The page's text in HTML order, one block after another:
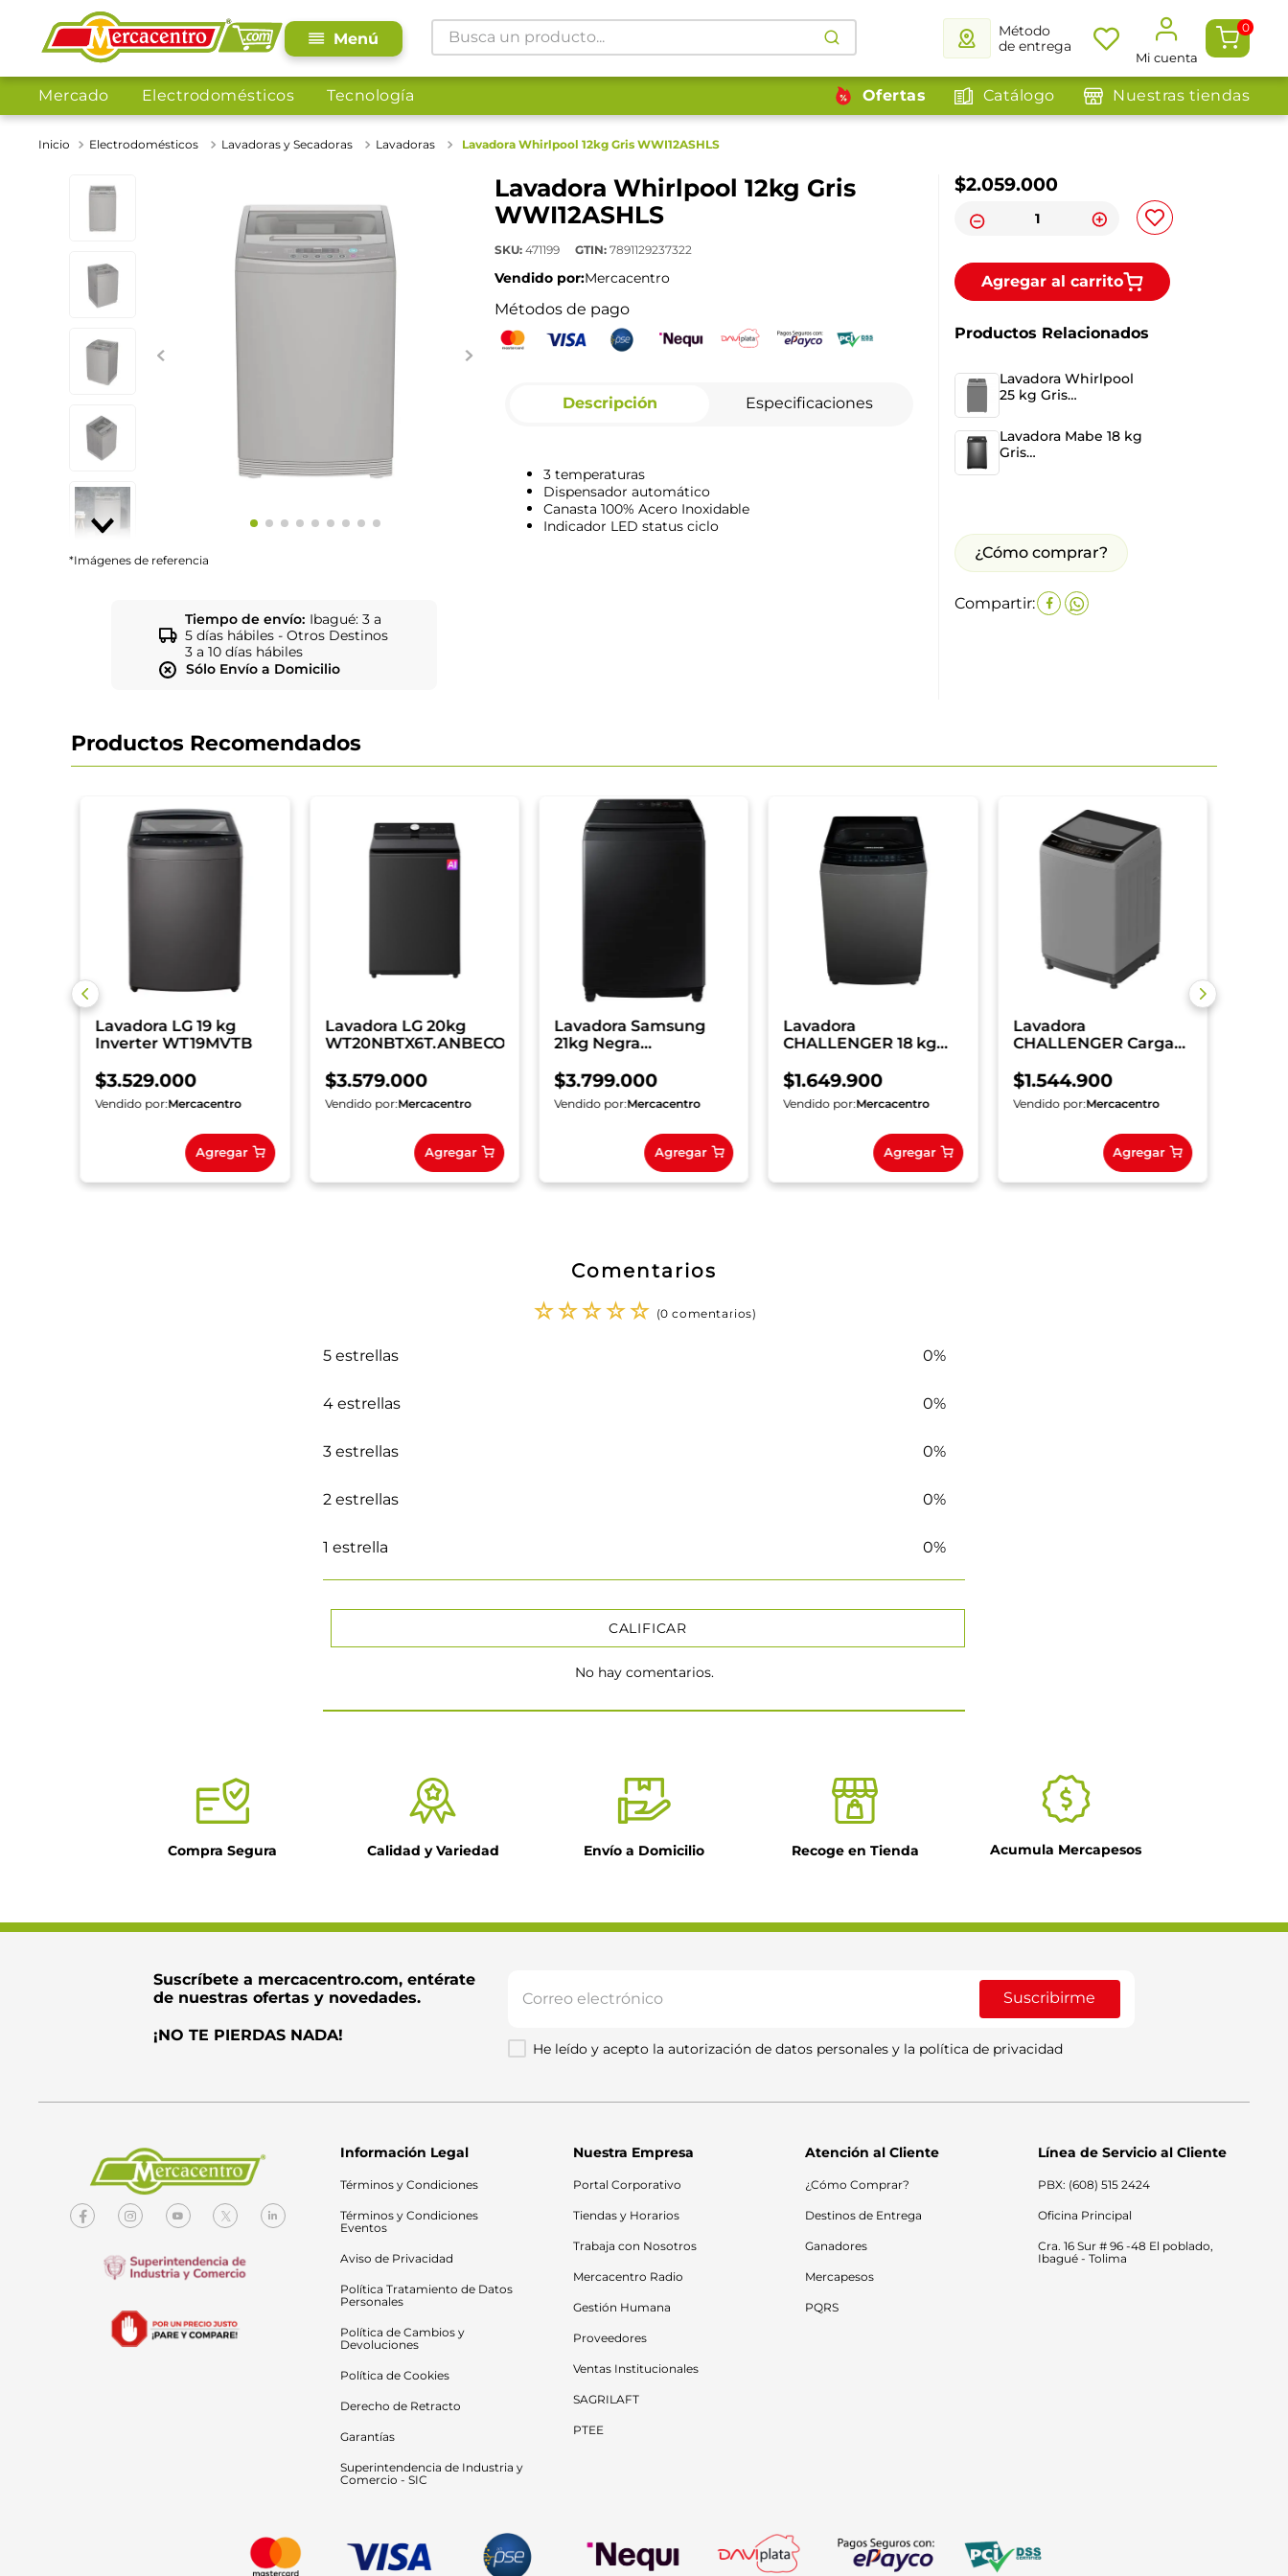
Busca un producto...
Método
de entrega
Mi cuenta
0
Mercado Electrodomésticos Tecnología Ofertas Catálogo Nuestras tiendas
Electrodomésticos Lavadoras y Secadoras Lavadoras Lavadora Whirlpool 12kg Gris WWI12ASHLS
*Imágenes de referencia
Tiempo de envío: Ibagué: 3 a
5 días hábiles - Otros Destinos
3 a 10 días hábiles
Sólo Envío a Domicilio
Lavadora Whirlpool 12kg Gris
WWI12ASHLS
SKU: 471199 GTIN: 7891129237322
Vendido por:Mercacentro
Métodos de pago
Descripción Especificaciones
3 temperaturas
Dispensador automático
Canasta 100% Acero Inoxidable
Indicador LED status ciclo
$2.059.000
Agregar al carrito
Productos Relacionados
Lavadora Whirlpool
25 kg Gris
Lavadora Mabe 18 kg
Gris
¿Cómo comprar?
Compartir:
Productos Recomendados
Lavadora LG 19 kg
Inverter WT19MVTB
$3.529.000
Vendido por:Mercacentro
Agregar
Lavadora LG 20kg
WT20NBTX6T.ANBECOL
$3.579.000
Vendido por:Mercacentro
Agregar
Lavadora Samsung
21kg Negra
$3.799.000
Vendido por:Mercacentro
Agregar
Lavadora
CHALLENGER 18 kg
CW5718DG
$1.649.900
Vendido por:Mercacentro
Agregar
Lavadora
CHALLENGER Carga
CW5715DG
$1.544.900
Vendido por:Mercacentro
Agregar
Comentarios
☆☆☆☆☆ (0 comentarios)
5 estrellas 0%
4 estrellas 0%
3 estrellas 0%
2 estrellas 0%
1 estrella 0%
CALIFICAR
Dirección de email
Escribe un comentario
Enviar comentario
No hay comentarios.
Compra Segura Calidad y Variedad Envío a Domicilio Recoge en Tienda Acumula Mercapesos
Suscríbete a mercacentro.com, entérate
de nuestras ofertas y novedades.
¡NO TE PIERDAS NADA!
Suscribirme
He leído y acepto la autorización de datos personales y la política de privacidad
Información Legal
Términos y Condiciones
Términos y Condiciones
Eventos
Aviso de Privacidad
Política Tratamiento de Datos
Personales
Política de Cambios y
Devoluciones
Política de Cookies
Derecho de Retracto
Garantías
Superintendencia de Industria y
Comercio - SIC
Nuestra Empresa
Portal Corporativo
Tiendas y Horarios
Trabaja con Nosotros
Mercacentro Radio
Gestión Humana
Proveedores
Ventas Institucionales
SAGRILAFT
PTEE
Atención al Cliente
¿Cómo Comprar?
Destinos de Entrega
Ganadores
Mercapesos
PQRS
Línea de Servicio al Cliente
PBX: (608) 515 2424
Oficina Principal
Cra. 16 Sur # 96 -48 El poblado,
Ibagué - Tolima